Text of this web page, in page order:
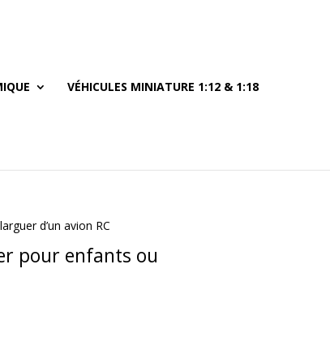
VÉHICULES MINIATURE 1:12 & 1:18
d’un avion RC
pour enfants ou